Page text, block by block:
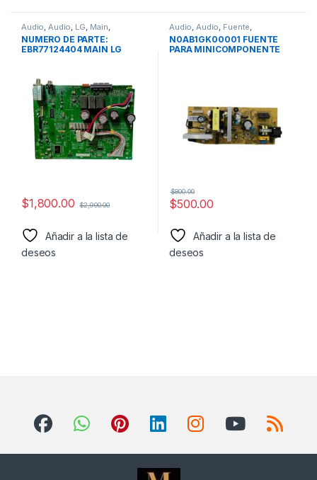
Audio Audio LG Main
minicomponente
NUMERO DE PARTE:
EBR77124404 MAIN LG
$1,800.00 $2,900.00
Añadir a la lista de
deseos
Audio Audio Fuente
minicomponente , Panasonic
N0AB1GK00001 FUENTE
PARA MINICOMPONENTE
$500.00
$800.00
Añadir a la lista de
deseos